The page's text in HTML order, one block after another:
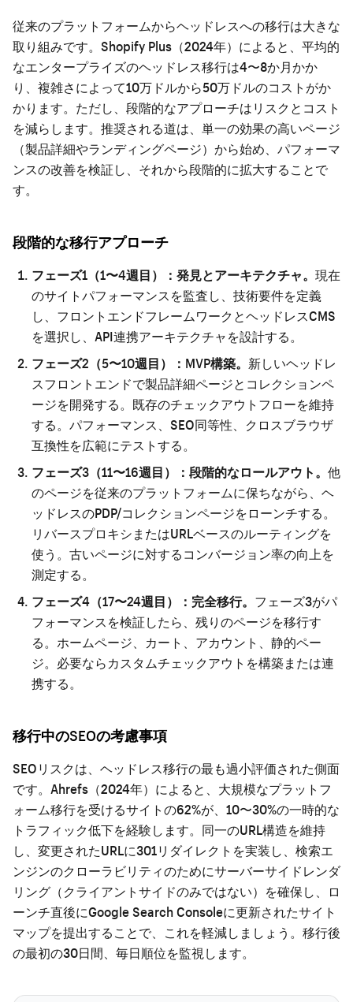
従来のプラットフォームからヘッドレスへの移行は大きな
取り組みです。Shopify Plus（2024年）によると、平均的
なエンタープライズのヘッドレス移行は4〜8か月かか
り、複雑さによって10万ドルから50万ドルのコストがか
かります。ただし、段階的なアプローチはリスクとコスト
を減らします。推奨される道は、単一の効果の高いページ
（製品詳細やランディングページ）から始め、パフォーマ
ンスの改善を検証し、それから段階的に拡大することで
す。
段階的な移行アプローチ
フェーズ1（1〜4週目）：発見とアーキテクチャ。 現在
のサイトパフォーマンスを監査し、技術要件を定義
し、フロントエンドフレームワークとヘッドレスCMS
を選択し、API連携アーキテクチャを設計する。
フェーズ2（5〜10週目）：MVP構築。 新しいヘッドレ
スフロントエンドで製品詳細ページとコレクションペ
ージを開発する。既存のチェックアウトフローを維持
する。パフォーマンス、SEO同等性、クロスブラウザ
互換性を広範にテストする。
フェーズ3（11〜16週目）：段階的なロールアウト。 他
のページを従来のプラットフォームに保ちながら、ヘ
ッドレスのPDP/コレクションページをローンチする。
リバースプロキシまたはURLベースのルーティングを
使う。古いページに対するコンバージョン率の向上を
測定する。
フェーズ4（17〜24週目）：完全移行。 フェーズ3がパ
フォーマンスを検証したら、残りのページを移行す
る。ホームページ、カート、アカウント、静的ペー
ジ。必要ならカスタムチェックアウトを構築または連
携する。
移行中のSEOの考慮事項
SEOリスクは、ヘッドレス移行の最も過小評価された側面
です。Ahrefs（2024年）によると、大規模なプラットフ
ォーム移行を受けるサイトの62%が、10〜30%の一時的な
トラフィック低下を経験します。同一のURL構造を維持
し、変更されたURLに301リダイレクトを実装し、検索エ
ンジンのクローラビリティのためにサーバーサイドレンダ
リング（クライアントサイドのみではない）を確保し、ロ
ーンチ直後にGoogle Search Consoleに更新されたサイト
マップを提出することで、これを軽減しましょう。移行後
の最初の30日間、毎日順位を監視します。